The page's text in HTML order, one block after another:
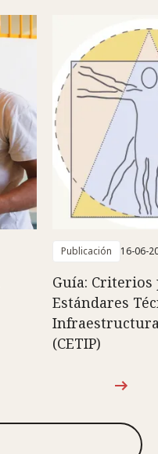
Publicación 16-06-
Guía: Criterios
Estándares
(CETIP)